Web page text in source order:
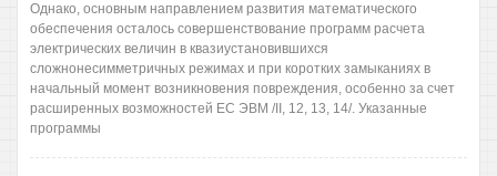
Однако, основным направлением развития математического
обеспечения осталось совершенствование программ расчета
электрических величин в квазиустановившихся
сложнонесимметричных режимах и при коротких замыканиях в
начальный момент возникновения повреждения, особенно за счет
расширенных возможностей ЕС ЭВМ /II, 12, 13, 14/. Указанные
программы